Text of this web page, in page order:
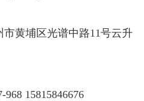
黄埔区光谱中路11号云升
15815846676